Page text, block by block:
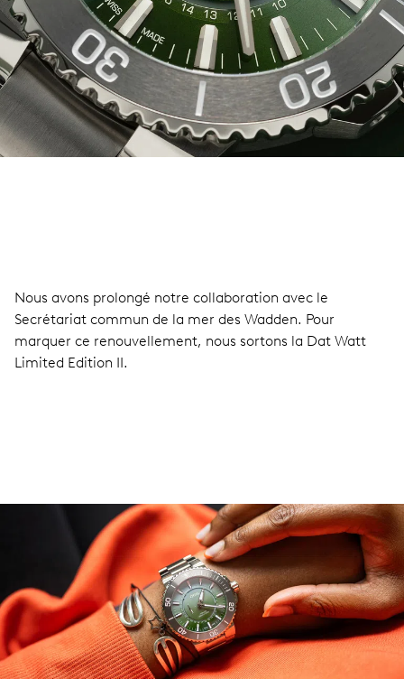
Nous avons prolongé notre collaboration avec le
Secrétariat commun de la mer des Wadden. Pour
marquer ce renouvellement, nous sortons la Dat Watt
Limited Edition II.